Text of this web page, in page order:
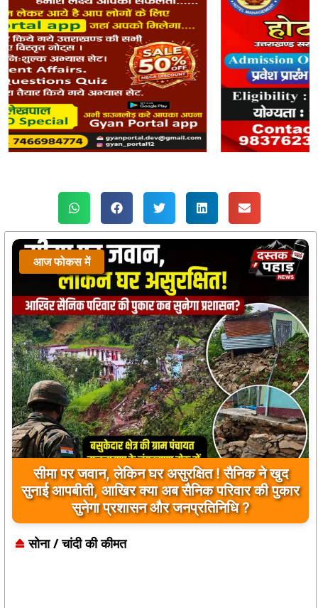
आज फोकस में
सीमा पर जवान, लेकिन घर असुरक्षित ! सैनिक ने खुद
सुनाई आपबीती, आखिर क्या अब सैनिक परिवार की पुकार
सुनेगा प्रशासन और जनप्रतिनिधि ?
आज फोकस में
प्रतीक्षालय बना ‘पार्किंग’, बाइकर्स युवाओं के सिविक सेंस
पर उठे सवाल
सोना / चांदी की कीमत